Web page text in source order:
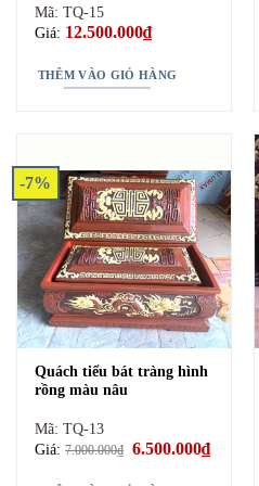
Quách tiểu sành Bát
Mã: TQ-15
Giá: 12.500.000₫
THÊM VÀO GIỎ HÀNG
-7%
Quách tiểu bát tràng hình
rồng màu nâu
Mã: TQ-13
Giá:7.000.000₫ Giá
gốc
6.500.000₫Giá
hiện